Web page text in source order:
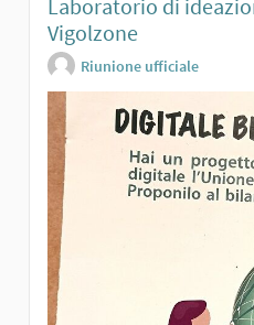
Laboratorio di
Vigolzone
Riunione ufficiale